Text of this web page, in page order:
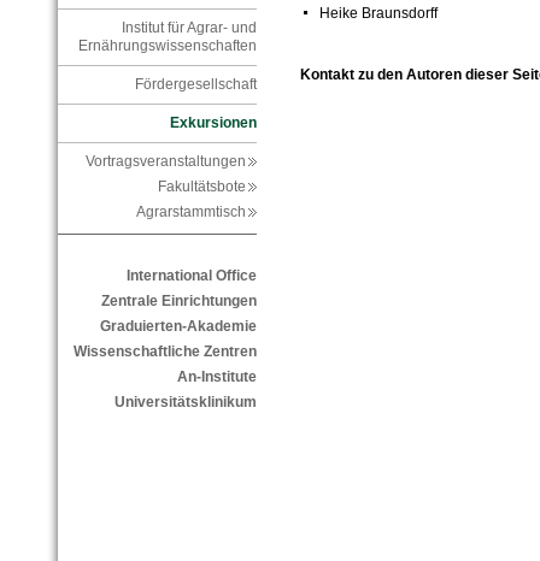
Institut für Agrar- und
Ernährungswissenschaften
Fördergesellschaft
Exkursionen
Vortragsveranstaltungen
Fakultätsbote
Agrarstammtisch
International Office
Zentrale Einrichtungen
Graduierten-Akademie
Wissenschaftliche Zentren
An-Institute
Universitätsklinikum
Heike Braunsdorff
Kontakt zu den Autoren dieser